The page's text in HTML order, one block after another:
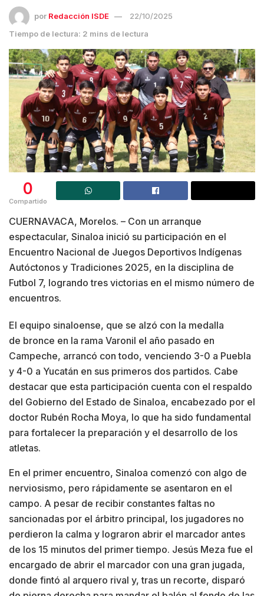
por Redacción ISDE
22/10/2025
Tiempo de lectura: 2 mins de lectura
0
Compartido
CUERNAVACA, Morelos. – Con un arranque
espectacular, Sinaloa inició su participación en el
Encuentro Nacional de Juegos Deportivos Indígenas
Autóctonos y Tradiciones 2025, en la disciplina de
Futbol 7, logrando tres victorias en el mismo número de
encuentros.
El equipo sinaloense, que se alzó con la medalla
de bronce en la rama Varonil el año pasado en
Campeche, arrancó con todo, venciendo 3-0 a Puebla
y 4-0 a Yucatán en sus primeros dos partidos. Cabe
destacar que esta participación cuenta con el respaldo
del Gobierno del Estado de Sinaloa, encabezado por el
doctor Rubén Rocha Moya, lo que ha sido fundamental
para fortalecer la preparación y el desarrollo de los
atletas.
En el primer encuentro, Sinaloa comenzó con algo de
nerviosismo, pero rápidamente se asentaron en el
campo. A pesar de recibir constantes faltas no
sancionadas por el árbitro principal, los jugadores no
perdieron la calma y lograron abrir el marcador antes
de los 15 minutos del primer tiempo. Jesús Meza fue el
encargado de abrir el marcador con una gran jugada,
donde fintó al arquero rival y, tras un recorte, disparó